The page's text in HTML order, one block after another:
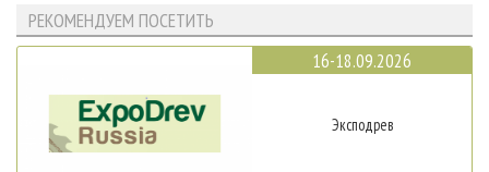
РЕКОМЕНДУЕМ ПОСЕТИТЬ
16-18.09.2026
Эксподрев